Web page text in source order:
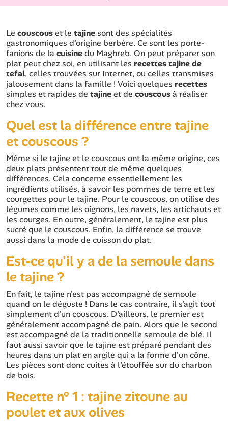
Le couscouset le tajinesont des spécialités
gastronomiques d'origine berbère. Ce sont les porte-
fanions de la cuisinedu Maghreb. On peut préparer son
plat peut chez soi, en utilisant les recettes tajine de
tefal, celles trouvées sur Internet, ou celles transmises
jalousement dans la famille ! Voici quelques recettes
simples et rapides de tajineet de couscousà réaliser
chez vous.
Quel est la différence entre tajine
et couscous ?
Même si le tajine et le couscous ont la même origine, ces
deux plats présentent tout de même quelques
différences. Cela concerne essentiellement les
ingrédients utilisés, à savoir les pommes de terre et les
courgettes pour le tajine. Pour le couscous, on utilise des
légumes comme les oignons, les navets, les artichauts et
les courges. En outre, généralement, le tajine est plus
sucré que le couscous. Enfin, la différence se trouve
aussi dans la mode de cuisson du plat.
Est-ce qu'il y a de la semoule dans
le tajine ?
En fait, le tajine n'est pas accompagné de semoule
quand on le déguste ! Dans le cas contraire, il s'agit tout
simplement d'un couscous. D'ailleurs, le premier est
généralement accompagné de pain. Alors que le second
est accompagné de la traditionnelle semoule de blé. Il
faut aussi savoir que le tajine est préparé pendant des
heures dans un plat en argile qui a la forme d'un cône.
Les pièces sont donc cuites à l'étouffée sur du charbon
de bois.
Recette n° 1 : tajine zitoune au
poulet et aux olives